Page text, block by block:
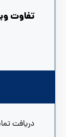
تفاوت
دریافت